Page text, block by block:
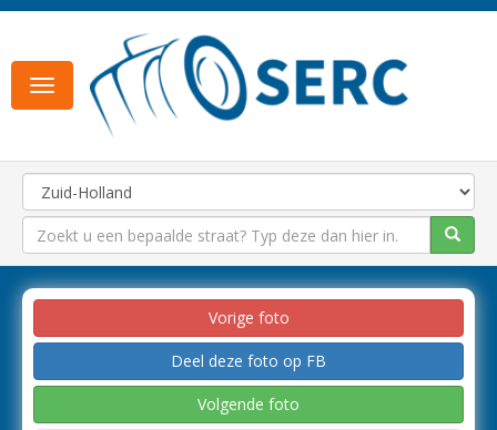
Toggle
navigation
Vorige foto
Deel deze foto op FB
Volgende foto